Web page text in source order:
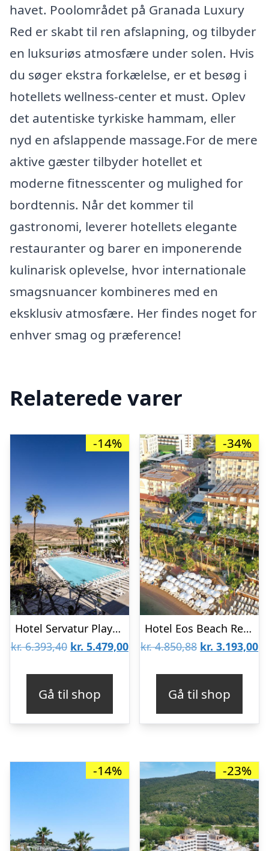
havet. Poolområdet på Granada Luxury
Red er skabt til ren afslapning, og tilbyder
en luksuriøs atmosfære under solen. Hvis
du søger ekstra forkælelse, er et besøg i
hotellets wellness-center et must. Oplev
det autentiske tyrkiske hammam, eller
nyd en afslappende massage.For de mere
aktive gæster tilbyder hotellet et
moderne fitnesscenter og mulighed for
bordtennis. Når det kommer til
gastronomi, leverer hotellets elegante
restauranter og barer en imponerende
kulinarisk oplevelse, hvor internationale
smagsnuancer kombineres med en
eksklusiv atmosfære. Her findes noget for
enhver smag og præference!
Relaterede varer
-14%
Hotel Servatur Playa Bonita
kr.6.393,40 Den
var:
kr. 6.393,40.
kr. 5.479,00Den
kr. 5.479,00.
Gå til shop
-34%
Hotel Eos Beach Resort
kr.4.850,88 Den
var:
kr. 4.850,88.
kr. 3.193,00
Gå til shop
-14% -23%